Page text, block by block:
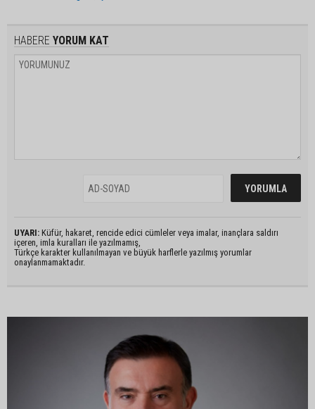
HABERE YORUM KAT
UYARI: Küfür, hakaret, rencide edici cümleler veya imalar, inançlara saldırı
içeren, imla kuralları ile yazılmamış,
Türkçe karakter kullanılmayan ve büyük harflerle yazılmış yorumlar
onaylanmamaktadır.